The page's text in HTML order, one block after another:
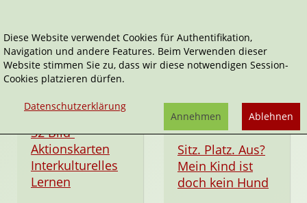
Beltz
32 Bild-
Aktionskarten
Interkulturelles
Lernen
Hardcover
Sitz. Platz. Aus?
Mein Kind ist
doch kein Hund
Diese Website verwendet Cookies für Authentifikation,
Navigation und andere Features. Beim Verwenden dieser
Website stimmen Sie zu, dass wir diese notwendigen Session-
Cookies platzieren dürfen.
Datenschutzerklärung
Ablehnen
Annehmen